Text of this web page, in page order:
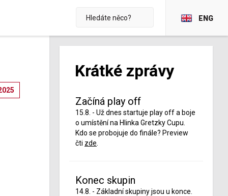
ENG
Krátké zprávy
Začíná play off
15.8. - Už dnes startuje play off a boje
o umístění na Hlinka Gretzky Cupu.
Kdo se probojuje do finále? Preview
čti zde
Konec skupin
14.8. - Základní skupiny jsou u konce.